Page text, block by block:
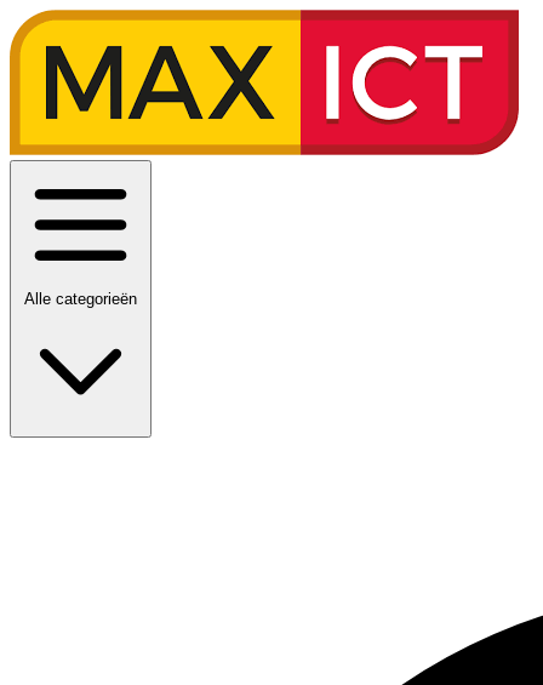
Alle categorieën